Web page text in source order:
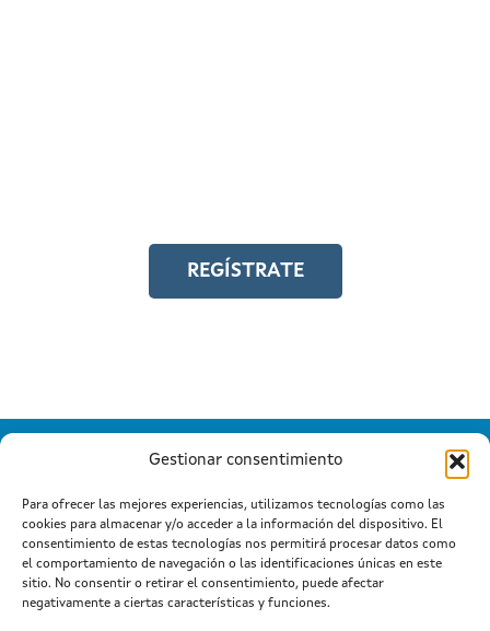
Gestionar consentimiento
Para ofrecer las mejores experiencias, utilizamos tecnologías como las
cookies para almacenar y/o acceder a la información del dispositivo. El
consentimiento de estas tecnologías nos permitirá procesar datos como
el comportamiento de navegación o las identificaciones únicas en este
sitio. No consentir o retirar el consentimiento, puede afectar
negativamente a ciertas características y funciones.
REGÍSTRATE
Información mantida e publicada na Internet pola Xunta de
Galicia
Atención a cidadanía|Suxestións e queixas
Aviso legal